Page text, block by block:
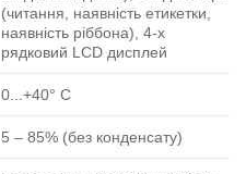
(читання, наявність етикетки,
наявність ріббона), 4-х
рядковий LCD дисплей
0...+40° C
5 ‒ 85% (без конденсату)